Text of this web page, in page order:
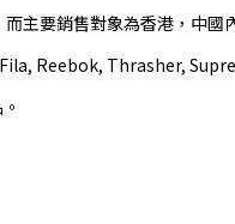
而主要銷售對象為香港，中國
Reebok, Thrasher,